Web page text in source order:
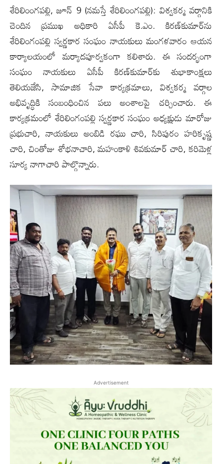
శేరిలింంగ‌ప‌ల్లి, జూన్ 9 (న‌మ‌స్తే శేరిలింంగ‌ప‌ల్లి): విశ్వకర్మ వ‌ర్గానికి
చెందిన ప్రముఖ అధికారి ఏసీపీ కె.ఎం. కిరణ్‌కుమార్‌ను
శేరిలింగంపల్లి స్వర్ణకార సంఘం నాయకులు మంగళవారం ఆయన
కార్యాలయంలో మర్యాదపూర్వకంగా కలిశారు. ఈ సందర్భంగా
సంఘం నాయకులు ఏసీపీ కిరణ్‌కుమార్‌కు శుభాకాంక్షలు
తెలియజేసి, సామాజిక సేవా కార్యక్రమాలు, విశ్వకర్మ వర్గాల
అభివృద్ధికి సంబంధించిన పలు అంశాలపై చర్చించారు. ఈ
కార్యక్రమంలో శేరిలింగంపల్లి స్వర్ణకార సంఘం అధ్య‌క్షుడు మారోజు
ప్ర‌భుచారి, నాయకులు అంబిడి రఘు చారి, సిరిపురం హరికృష్ణ
చారి, చింతోజు శోభనాచారి, మహంకాళి శివకుమార్ చారి, కరిమెళ్ల
సూర్య నాగాచారి పాల్గొన్నారు.
Advertisement